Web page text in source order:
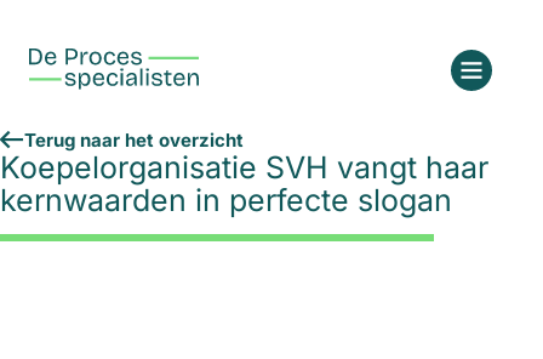
Terug naar het overzicht
Koepelorganisatie SVH vangt haar
kernwaarden in perfecte slogan